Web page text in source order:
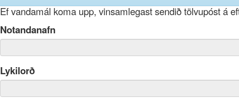
Ef vandamál koma upp, vinsamlegast sendið tölvupóst á
Notandanafn
Lykilorð